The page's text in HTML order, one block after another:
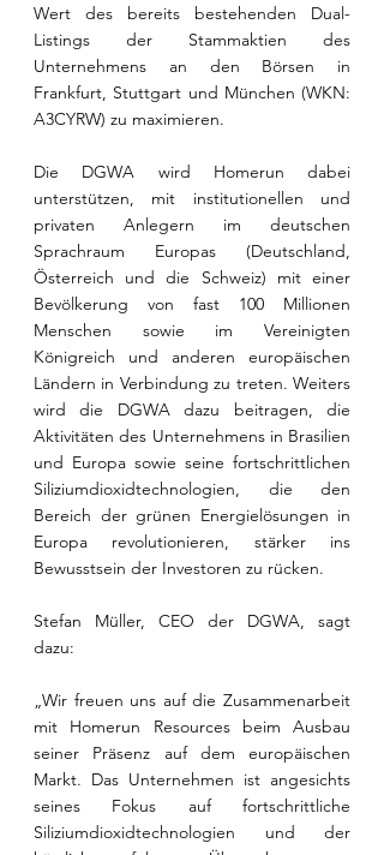
Wert des bereits bestehenden Dual-
Listings der Stammaktien des
Unternehmens an den Börsen in
Frankfurt, Stuttgart und München (WKN:
A3CYRW) zu maximieren.
Die DGWA wird Homerun dabei
unterstützen, mit institutionellen und
privaten Anlegern im deutschen
Sprachraum Europas (Deutschland,
Österreich und die Schweiz) mit einer
Bevölkerung von fast 100 Millionen
Menschen sowie im Vereinigten
Königreich und anderen europäischen
Ländern in Verbindung zu treten. Weiters
wird die DGWA dazu beitragen, die
Aktivitäten des Unternehmens in Brasilien
und Europa sowie seine fortschrittlichen
Siliziumdioxidtechnologien, die den
Bereich der grünen Energielösungen in
Europa revolutionieren, stärker ins
Bewusstsein der Investoren zu rücken.
Stefan Müller, CEO der DGWA, sagt
dazu:
„Wir freuen uns auf die Zusammenarbeit
mit Homerun Resources beim Ausbau
seiner Präsenz auf dem europäischen
Markt. Das Unternehmen ist angesichts
seines Fokus auf fortschrittliche
Siliziumdioxidtechnologien und der